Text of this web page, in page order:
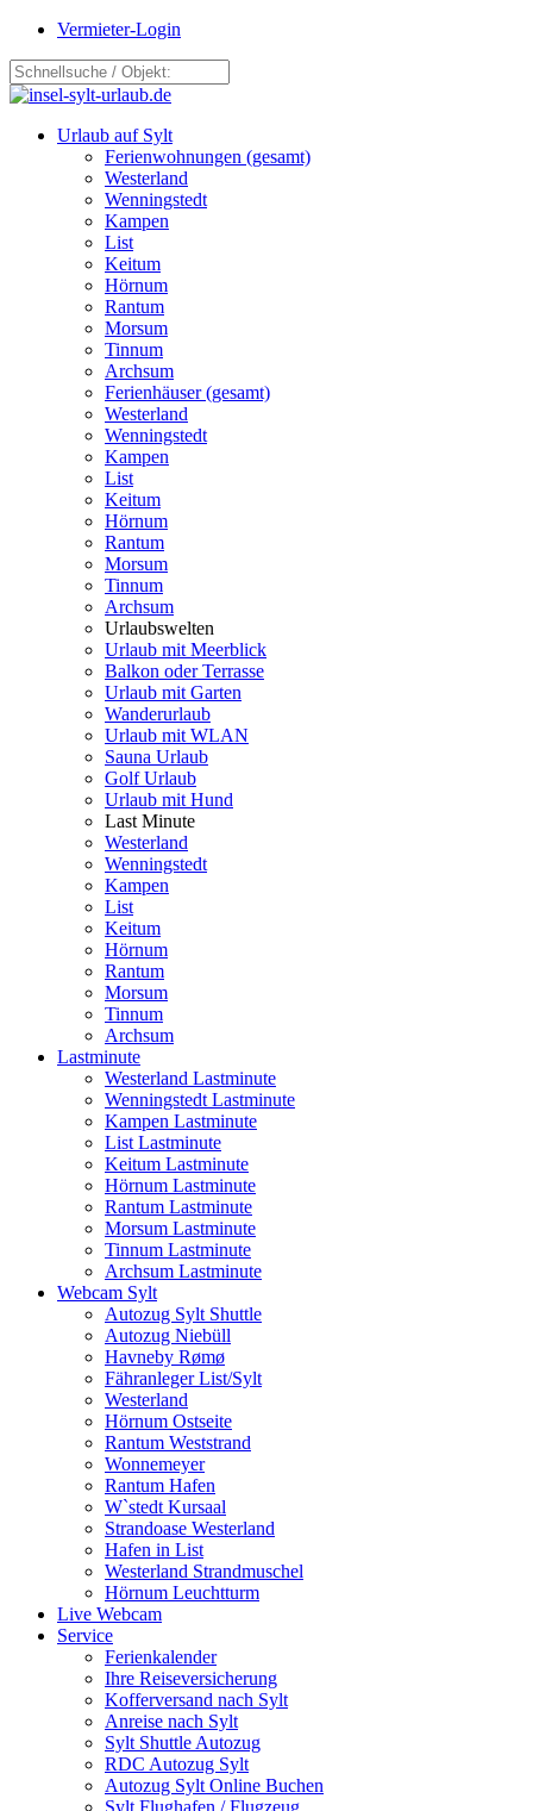
Vermieter-Login
Urlaub auf Sylt
Ferienwohnungen (gesamt)
Westerland
Wenningstedt
Kampen
List
Keitum
Hörnum
Rantum
Morsum
Tinnum
Archsum
Ferienhäuser (gesamt)
Westerland
Wenningstedt
Kampen
List
Keitum
Hörnum
Rantum
Morsum
Tinnum
Archsum
Urlaubswelten
Urlaub mit Meerblick
Balkon oder Terrasse
Urlaub mit Garten
Wanderurlaub
Urlaub mit WLAN
Sauna Urlaub
Golf Urlaub
Urlaub mit Hund
Last Minute
Westerland
Wenningstedt
Kampen
List
Keitum
Hörnum
Rantum
Morsum
Tinnum
Archsum
Lastminute
Westerland Lastminute
Wenningstedt Lastminute
Kampen Lastminute
List Lastminute
Keitum Lastminute
Hörnum Lastminute
Rantum Lastminute
Morsum Lastminute
Tinnum Lastminute
Archsum Lastminute
Webcam Sylt
Autozug Sylt Shuttle
Autozug Niebüll
Havneby Rømø
Fähranleger List/Sylt
Westerland
Hörnum Ostseite
Rantum Weststrand
Wonnemeyer
Rantum Hafen
W`stedt Kursaal
Strandoase Westerland
Hafen in List
Westerland Strandmuschel
Hörnum Leuchtturm
Live Webcam
Service
Ferienkalender
Ihre Reiseversicherung
Kofferversand nach Sylt
Anreise nach Sylt
Sylt Shuttle Autozug
RDC Autozug Sylt
Autozug Sylt Online Buchen
Sylt Flughafen / Flugzeug